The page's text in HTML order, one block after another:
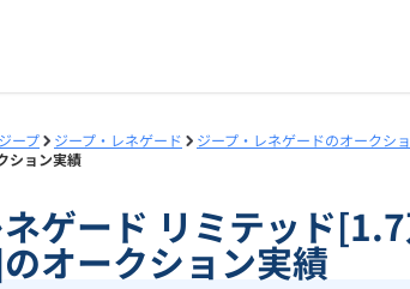
ープ ジープ・レネゲード
ジープ・レネゲードのオークシ
ション実績
ゲード リミテッド
オークション実績